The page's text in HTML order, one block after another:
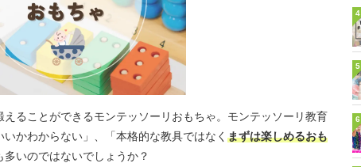
ることができるモンテッソーリおもちゃ。モンテッソーリ教育
かわからない」、「本格的な教具ではなく まずは楽しめるおも
多いのではないでしょうか？
4
5
6